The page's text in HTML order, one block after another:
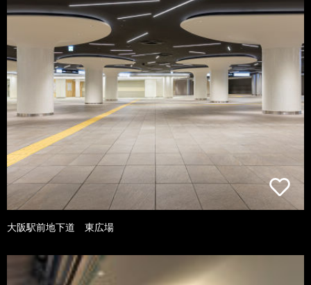
大阪駅前地下道 東広場